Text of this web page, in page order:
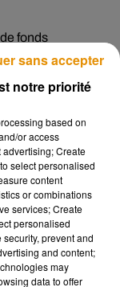
fonds
et de grosses
ont été passés
aux
qu'elles travaillent
distinctes.
le Covid-19,
de l'urgence de
du
notre priorité
based on
or access
Create
select personalised
content
or combinations
services; Create
personalised
prevent and
and content;
may
data to offer
sans accepter